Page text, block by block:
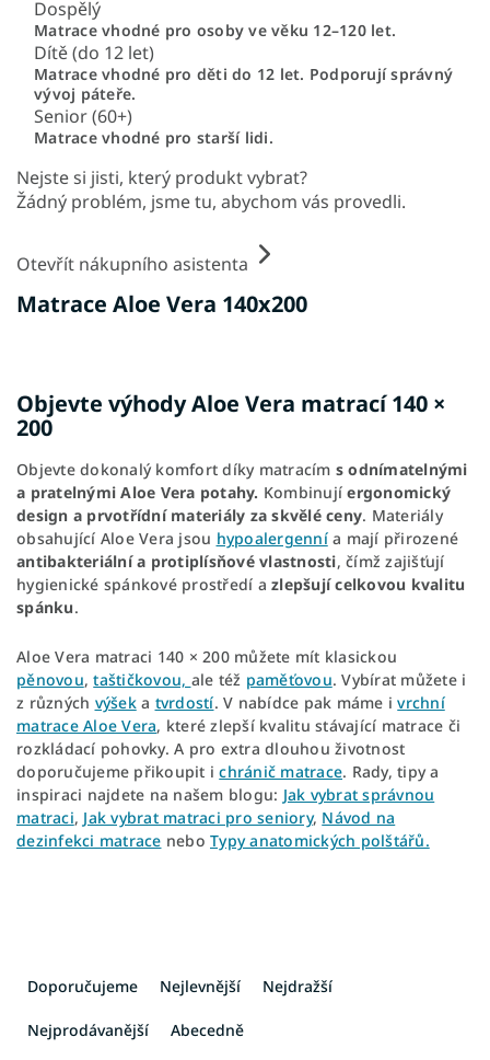
Matrace Aloe Vera 140x200
Dospělý
Matrace vhodné pro osoby ve věku 12–120 let.
Dítě (do 12 let)
Matrace vhodné pro děti do 12 let. Podporují správný
vývoj páteře.
Senior (60+)
Matrace vhodné pro starší lidi.
Nejste si jisti, který produkt vybrat?
Žádný problém, jsme tu, abychom vás provedli.
Otevřít nákupního asistenta
Objevte výhody Aloe Vera matrací 140 ×
200
Objevte dokonalý komfort díky matracím s odnímatelnými
a pratelnými Aloe Vera potahy. Kombinujíergonomický
design a prvotřídní materiály za skvělé ceny. Materiály
obsahující Aloe Vera jsou hypoalergennía mají přirozené
antibakteriální a protiplísňové vlastnosti, čímž zajišťují
hygienické spánkové prostředí a zlepšují celkovou kvalitu
spánku.
Aloe Vera matraci 140 × 200 můžete mít klasickou
pěnovou,taštičkovou, ale též paměťovou. Vybírat můžete i
z různých výšeka tvrdostí. V nabídce pak máme ivrchní
matrace Aloe Vera, které zlepší kvalitu stávající matrace či
rozkládací pohovky. A pro extra dlouhou životnost
doporučujeme přikoupit ichránič matrace. Rady, tipy a
inspiraci najdete na našem blogu: Jak vybrat správnou
matraci, Jak vybrat matraci pro seniory, Návod na
dezinfekci matrace nebo Typy anatomických polštářů.
Doporučujeme Nejlevnější Nejdražší
Nejprodávanější Abecedně